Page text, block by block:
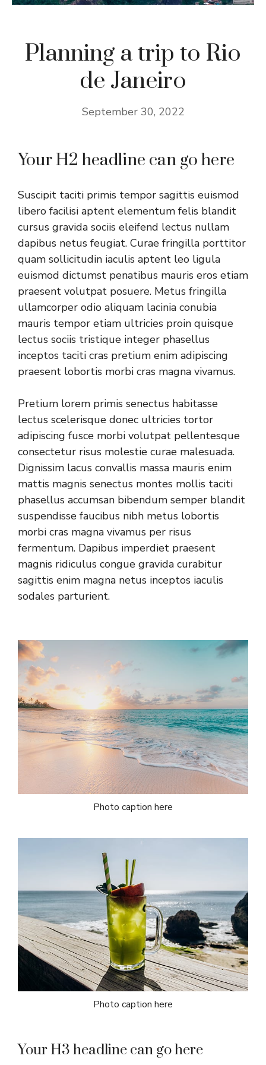
Planning a trip to Rio
de Janeiro
September 30, 2022
Your H2 headline can go here
Suscipit taciti primis tempor sagittis euismod
libero facilisi aptent elementum felis blandit
cursus gravida sociis eleifend lectus nullam
dapibus netus feugiat. Curae fringilla porttitor
quam sollicitudin iaculis aptent leo ligula
euismod dictumst penatibus mauris eros etiam
praesent volutpat posuere. Metus fringilla
ullamcorper odio aliquam lacinia conubia
mauris tempor etiam ultricies proin quisque
lectus sociis tristique integer phasellus
inceptos taciti cras pretium enim adipiscing
praesent lobortis morbi cras magna vivamus.
Pretium lorem primis senectus habitasse
lectus scelerisque donec ultricies tortor
adipiscing fusce morbi volutpat pellentesque
consectetur risus molestie curae malesuada.
Dignissim lacus convallis massa mauris enim
mattis magnis senectus montes mollis taciti
phasellus accumsan bibendum semper blandit
suspendisse faucibus nibh metus lobortis
morbi cras magna vivamus per risus
fermentum. Dapibus imperdiet praesent
magnis ridiculus congue gravida curabitur
sagittis enim magna netus inceptos iaculis
sodales parturient.
Photo caption here
Photo caption here
Your H3 headline can go here